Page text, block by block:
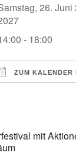
26.
- 18:00
ZUM KALENDER
mit